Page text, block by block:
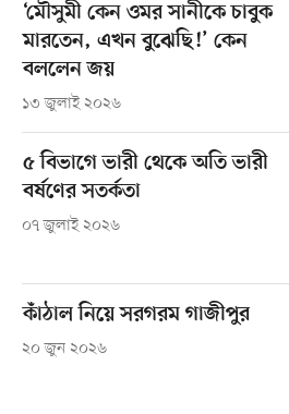
‘মৌসুমী কেন ওমর সানীকে চাবুক
মারতেন, এখন বুঝেছি!’ কেন
বললেন জয়
১৩ জুলাই ২০২৬
৫ বিভাগে ভারী থেকে অতি ভারী
বর্ষণের সতর্কতা
০৭ জুলাই ২০২৬
কাঁঠাল নিয়ে সরগরম গাজীপুর
২০ জুন ২০২৬